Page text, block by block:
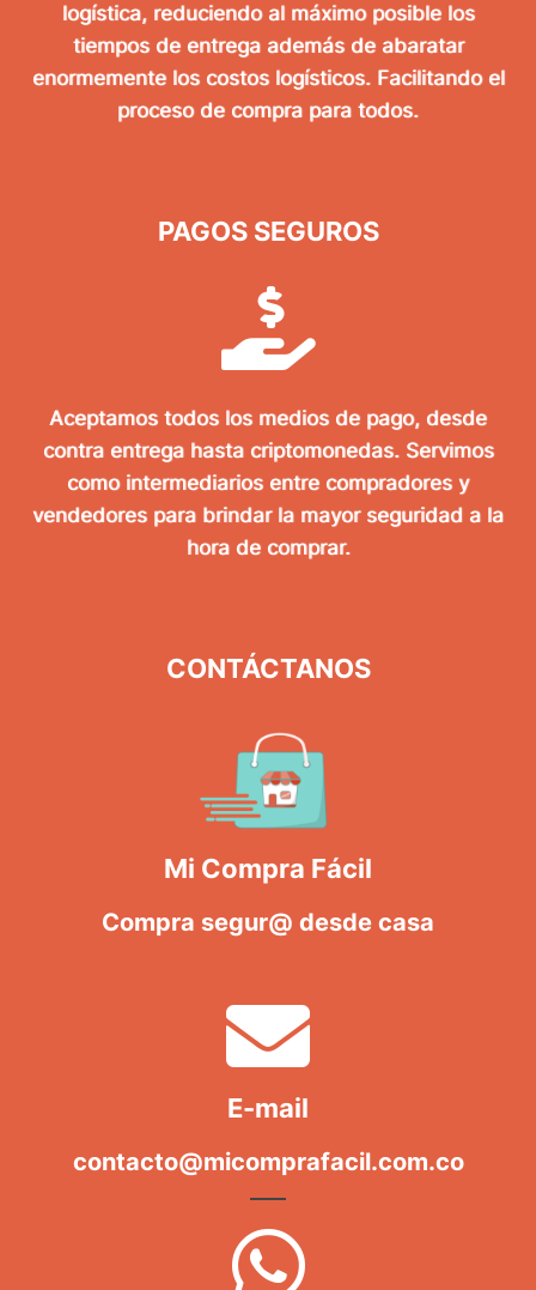
logística, reduciendo al máximo posible los
tiempos de entrega además de abaratar
enormemente los costos logísticos. Facilitando el
proceso de compra para todos.
PAGOS SEGUROS
Aceptamos todos los medios de pago, desde
contra entrega hasta criptomonedas. Servimos
como intermediarios entre compradores y
vendedores para brindar la mayor seguridad a la
hora de comprar.
CONTÁCTANOS
Mi Compra Fácil
Compra segur@ desde casa
E-mail
contacto@micomprafacil.com.co